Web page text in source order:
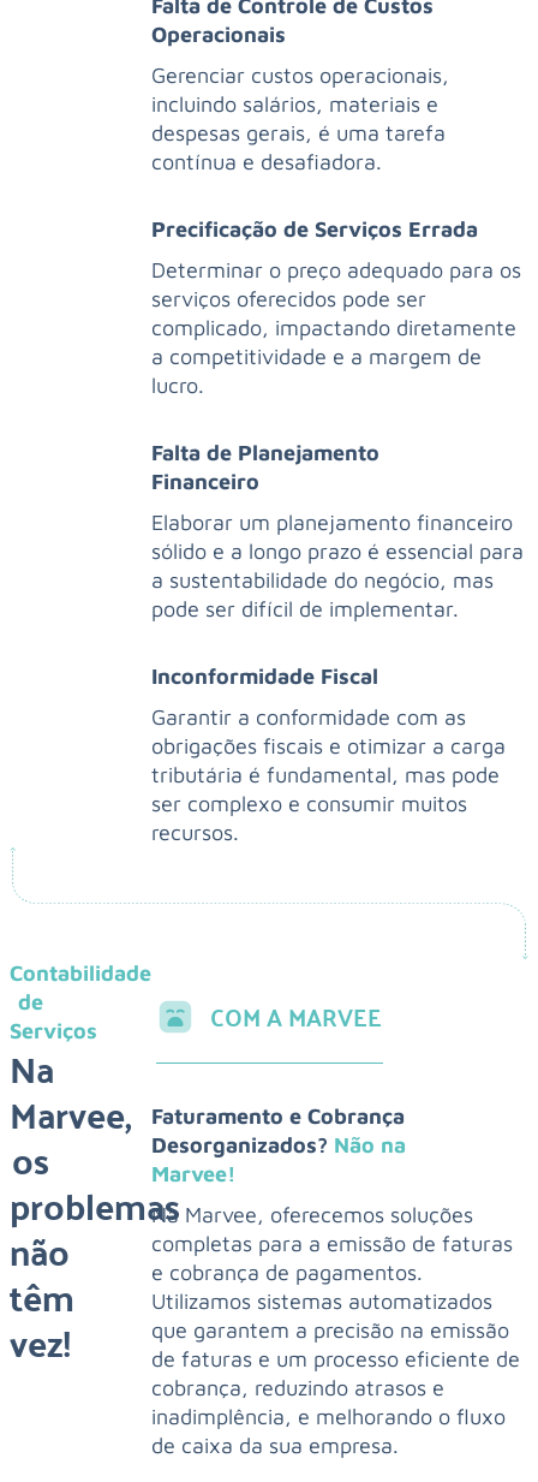
Operacionais
Gerenciar custos operacionais,
incluindo salários, materiais e
despesas gerais, é uma tarefa
contínua e desafiadora.
Precificação de Serviços Errada
Determinar o preço adequado para os
serviços oferecidos pode ser
complicado, impactando diretamente
a competitividade e a margem de
lucro.
Falta de Planejamento
Financeiro
Elaborar um planejamento financeiro
sólido e a longo prazo é essencial para
a sustentabilidade do negócio, mas
pode ser difícil de implementar.
Inconformidade Fiscal
Garantir a conformidade com as
obrigações fiscais e otimizar a carga
tributária é fundamental, mas pode
ser complexo e consumir muitos
recursos.
Contabilidade
de
Serviços
Na
Marvee,
os
problemas
não
têm
vez!
COM A MARVEE
Faturamento e Cobrança
Desorganizados? Não na
Marvee!
Na Marvee, oferecemos soluções
completas para a emissão de faturas
e cobrança de pagamentos.
Utilizamos sistemas automatizados
que garantem a precisão na emissão
de faturas e um processo eficiente de
cobrança, reduzindo atrasos e
inadimplência, e melhorando o fluxo
de caixa da sua empresa.